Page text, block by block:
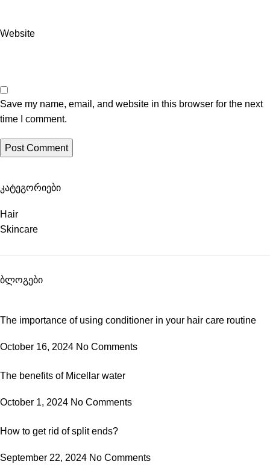
Website
Save my name, email, and website in this browser for the next
time I comment.
კატეგორიები
Hair
Skincare
ბლოგები
The importance of using conditioner in your hair care routine
October 16, 2024 No Comments
The benefits of Micellar water
October 1, 2024 No Comments
How to get rid of split ends?
September 22, 2024 No Comments